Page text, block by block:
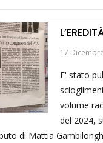
17
E' stato
volume
del 2024,
di Mattia